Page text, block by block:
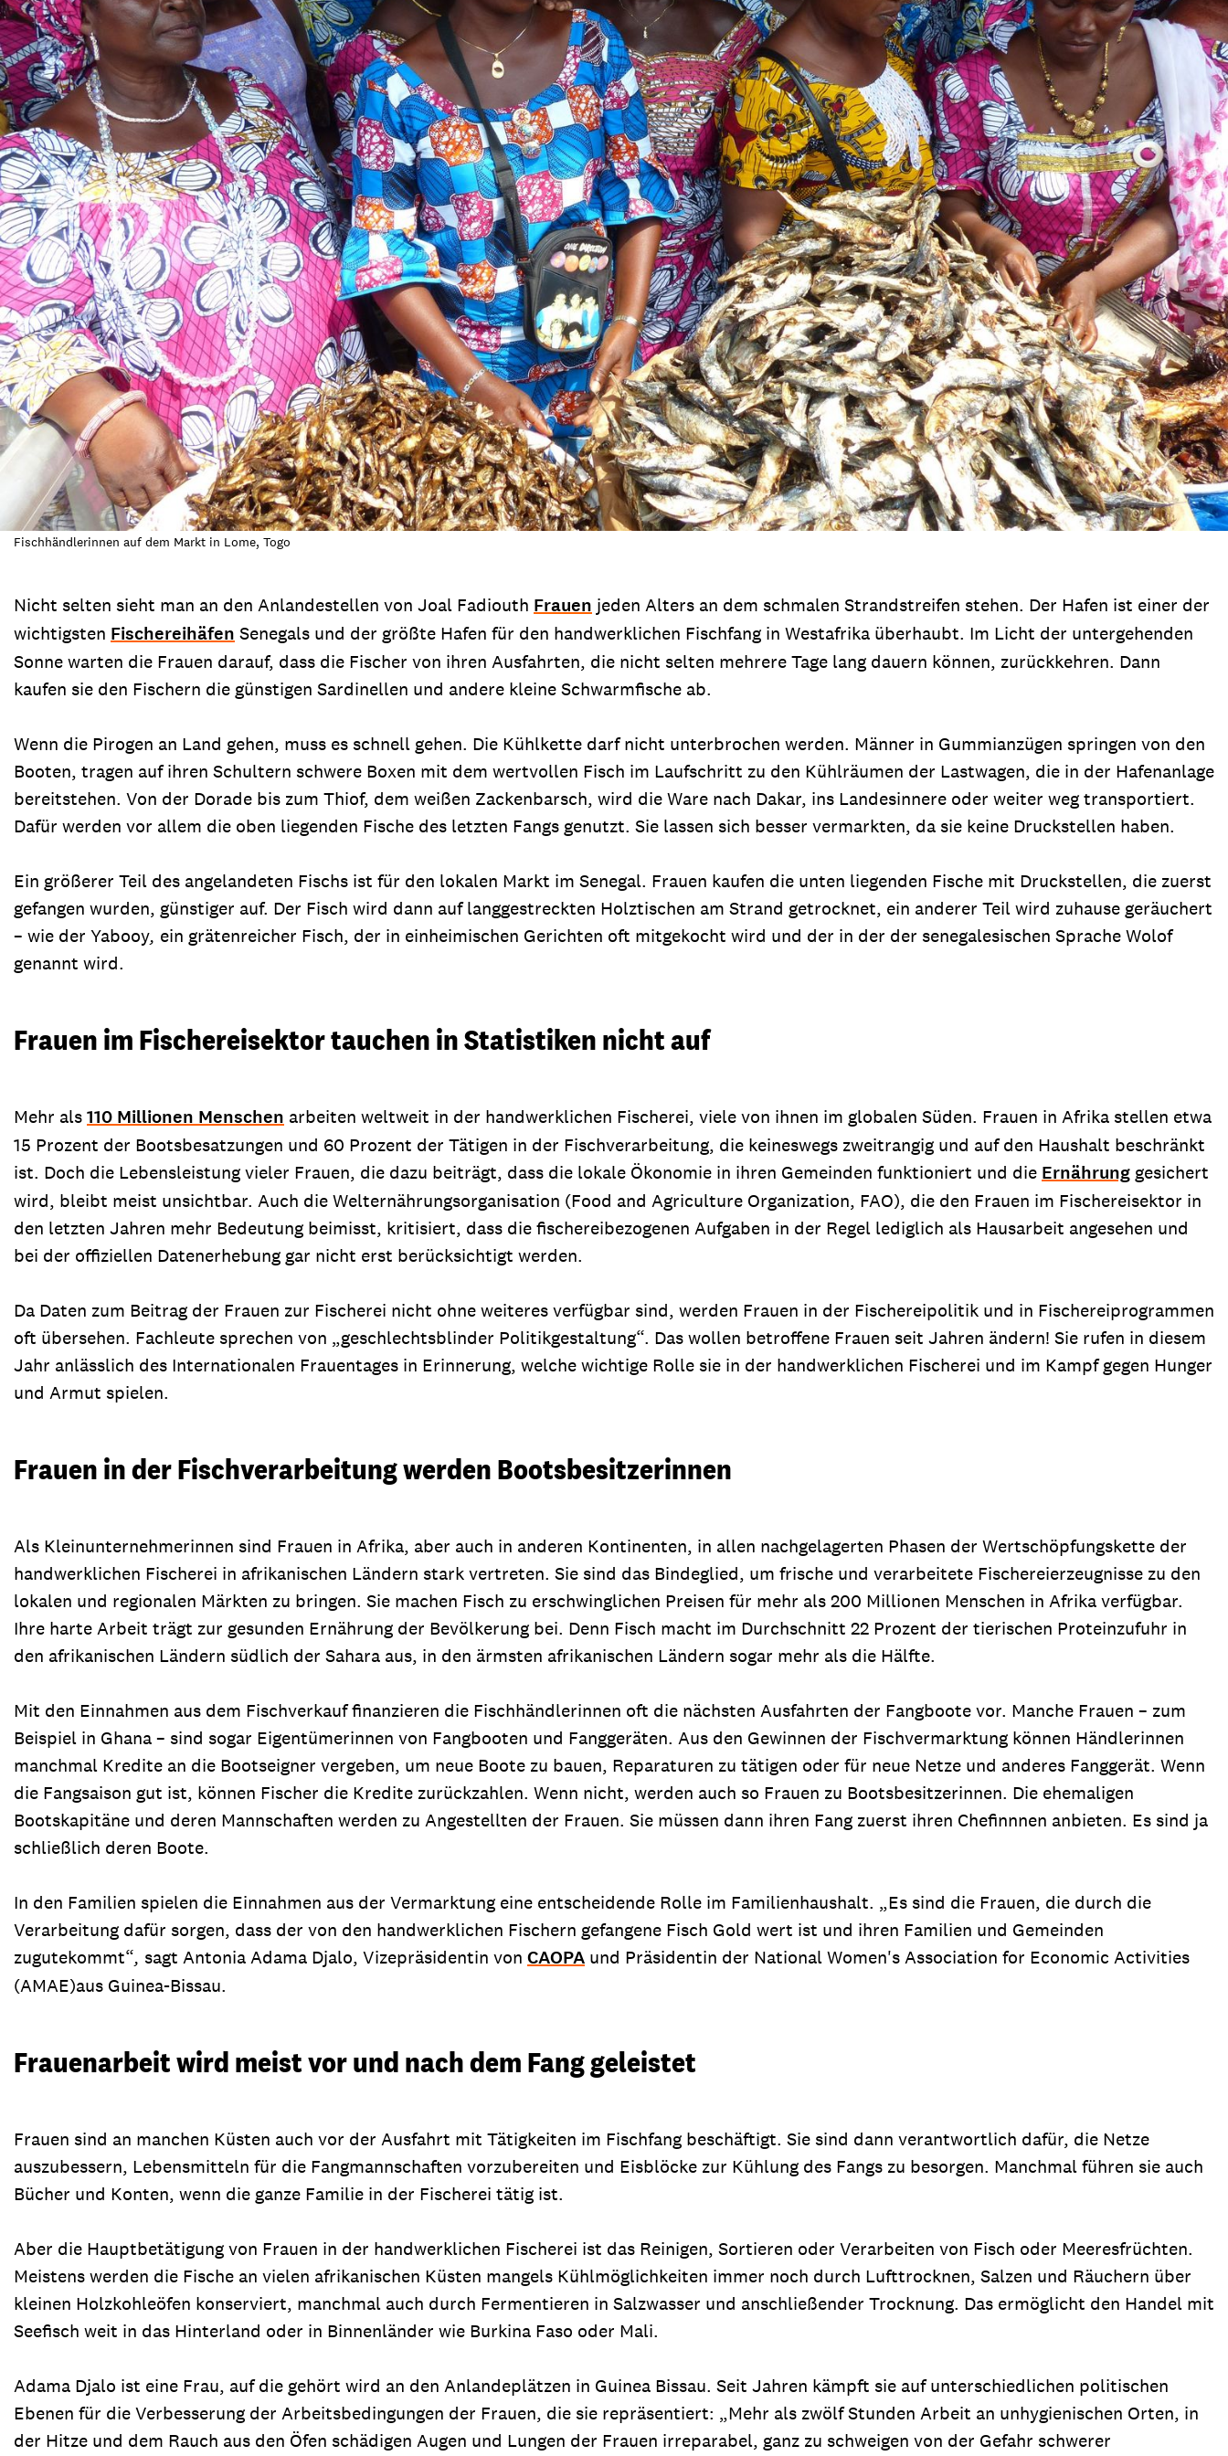
Fischhändlerinnen auf dem Markt in Lome, Togo
Nicht selten sieht man an den Anlandestellen von Joal Fadiouth Frauen jeden Alters an dem schmalen Strandstreifen stehen. Der Hafen ist einer der
wichtigsten Fischereihäfen Senegals und der größte Hafen für den handwerklichen Fischfang in Westafrika überhaubt. Im Licht der untergehenden
Sonne warten die Frauen darauf, dass die Fischer von ihren Ausfahrten, die nicht selten mehrere Tage lang dauern können, zurückkehren. Dann
kaufen sie den Fischern die günstigen Sardinellen und andere kleine Schwarmfische ab.
Wenn die Pirogen an Land gehen, muss es schnell gehen. Die Kühlkette darf nicht unterbrochen werden. Männer in Gummianzügen springen von den
Booten, tragen auf ihren Schultern schwere Boxen mit dem wertvollen Fisch im Laufschritt zu den Kühlräumen der Lastwagen, die in der Hafenanlage
bereitstehen. Von der Dorade bis zum Thiof, dem weißen Zackenbarsch, wird die Ware nach Dakar, ins Landesinnere oder weiter weg transportiert.
Dafür werden vor allem die oben liegenden Fische des letzten Fangs genutzt. Sie lassen sich besser vermarkten, da sie keine Druckstellen haben.
Ein größerer Teil des angelandeten Fischs ist für den lokalen Markt im Senegal. Frauen kaufen die unten liegenden Fische mit Druckstellen, die zuerst
gefangen wurden, günstiger auf. Der Fisch wird dann auf langgestreckten Holztischen am Strand getrocknet, ein anderer Teil wird zuhause geräuchert
– wie der Yabooy, ein grätenreicher Fisch, der in einheimischen Gerichten oft mitgekocht wird und der in der der senegalesischen Sprache Wolof
genannt wird.
Frauen im Fischereisektor tauchen in Statistiken nicht auf
Mehr als110 Millionen Menschen arbeiten weltweit in der handwerklichen Fischerei, viele von ihnen im globalen Süden. Frauen in Afrika stellen etwa
15 Prozent der Bootsbesatzungen und 60 Prozent der Tätigen in der Fischverarbeitung, die keineswegs zweitrangig und auf den Haushalt beschränkt
ist. Doch die Lebensleistung vieler Frauen, die dazu beiträgt, dass die lokale Ökonomie in ihren Gemeinden funktioniert und die Ernährung gesichert
wird, bleibt meist unsichtbar. Auch die Welternährungsorganisation (Food and Agriculture Organization, FAO), die den Frauen im Fischereisektor in
den letzten Jahren mehr Bedeutung beimisst, kritisiert, dass die fischereibezogenen Aufgaben in der Regel lediglich als Hausarbeit angesehen und
bei der offiziellen Datenerhebung gar nicht erst berücksichtigt werden.
Da Daten zum Beitrag der Frauen zur Fischerei nicht ohne weiteres verfügbar sind, werden Frauen in der Fischereipolitik und in Fischereiprogrammen
oft übersehen. Fachleute sprechen von „geschlechtsblinder Politikgestaltung“. Das wollen betroffene Frauen seit Jahren ändern! Sie rufen in diesem
Jahr anlässlich des Internationalen Frauentages in Erinnerung, welche wichtige Rolle sie in der handwerklichen Fischerei und im Kampf gegen Hunger
und Armut spielen.
Frauen in der Fischverarbeitung werden Bootsbesitzerinnen
Als Kleinunternehmerinnen sind Frauen in Afrika, aber auch in anderen Kontinenten, in allen nachgelagerten Phasen der Wertschöpfungskette der
handwerklichen Fischerei in afrikanischen Ländern stark vertreten. Sie sind das Bindeglied, um frische und verarbeitete Fischereierzeugnisse zu den
lokalen und regionalen Märkten zu bringen. Sie machen Fisch zu erschwinglichen Preisen für mehr als 200 Millionen Menschen in Afrika verfügbar.
Ihre harte Arbeit trägt zur gesunden Ernährung der Bevölkerung bei. Denn Fisch macht im Durchschnitt 22 Prozent der tierischen Proteinzufuhr in
den afrikanischen Ländern südlich der Sahara aus, in den ärmsten afrikanischen Ländern sogar mehr als die Hälfte.
Mit den Einnahmen aus dem Fischverkauf finanzieren die Fischhändlerinnen oft die nächsten Ausfahrten der Fangboote vor. Manche Frauen – zum
Beispiel in Ghana – sind sogar Eigentümerinnen von Fangbooten und Fanggeräten. Aus den Gewinnen der Fischvermarktung können Händlerinnen
manchmal Kredite an die Bootseigner vergeben, um neue Boote zu bauen, Reparaturen zu tätigen oder für neue Netze und anderes Fanggerät. Wenn
die Fangsaison gut ist, können Fischer die Kredite zurückzahlen. Wenn nicht, werden auch so Frauen zu Bootsbesitzerinnen. Die ehemaligen
Bootskapitäne und deren Mannschaften werden zu Angestellten der Frauen. Sie müssen dann ihren Fang zuerst ihren Chefinnnen anbieten. Es sind ja
schließlich deren Boote.
In den Familien spielen die Einnahmen aus der Vermarktung eine entscheidende Rolle im Familienhaushalt. „Es sind die Frauen, die durch die
Verarbeitung dafür sorgen, dass der von den handwerklichen Fischern gefangene Fisch Gold wert ist und ihren Familien und Gemeinden
zugutekommt“, sagt Antonia Adama Djalo, Vizepräsidentin von CAOPA und Präsidentin der National Women's Association for Economic Activities
(AMAE)aus Guinea-Bissau.
Frauenarbeit wird meist vor und nach dem Fang geleistet
Frauen sind an manchen Küsten auch vor der Ausfahrt mit Tätigkeiten im Fischfang beschäftigt. Sie sind dann verantwortlich dafür, die Netze
auszubessern, Lebensmitteln für die Fangmannschaften vorzubereiten und Eisblöcke zur Kühlung des Fangs zu besorgen. Manchmal führen sie auch
Bücher und Konten, wenn die ganze Familie in der Fischerei tätig ist.
Aber die Hauptbetätigung von Frauen in der handwerklichen Fischerei ist das Reinigen, Sortieren oder Verarbeiten von Fisch oder Meeresfrüchten.
Meistens werden die Fische an vielen afrikanischen Küsten mangels Kühlmöglichkeiten immer noch durch Lufttrocknen, Salzen und Räuchern über
kleinen Holzkohleöfen konserviert, manchmal auch durch Fermentieren in Salzwasser und anschließender Trocknung. Das ermöglicht den Handel mit
Seefisch weit in das Hinterland oder in Binnenländer wie Burkina Faso oder Mali.
Adama Djalo ist eine Frau, auf die gehört wird an den Anlandeplätzen in Guinea Bissau. Seit Jahren kämpft sie auf unterschiedlichen politischen
Ebenen für die Verbesserung der Arbeitsbedingungen der Frauen, die sie repräsentiert: „Mehr als zwölf Stunden Arbeit an unhygienischen Orten, in
der Hitze und dem Rauch aus den Öfen schädigen Augen und Lungen der Frauen irreparabel, ganz zu schweigen von der Gefahr schwerer